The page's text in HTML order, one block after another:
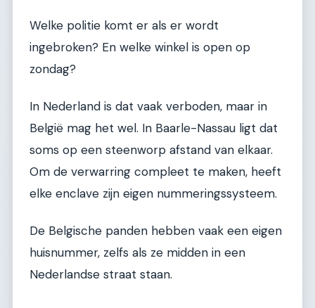
Welke politie komt er als er wordt
ingebroken? En welke winkel is open op
zondag?
In Nederland is dat vaak verboden, maar in
België mag het wel. In Baarle-Nassau ligt dat
soms op een steenworp afstand van elkaar.
Om de verwarring compleet te maken, heeft
elke enclave zijn eigen nummeringssysteem.
De Belgische panden hebben vaak een eigen
huisnummer, zelfs als ze midden in een
Nederlandse straat staan.